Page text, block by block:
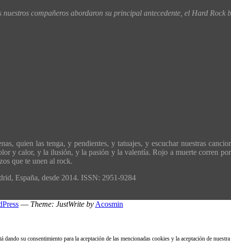
compañeros abordaron su principal antecedente, el Hard Rock
quien las tenga, y pendientes, y tatuajes, y escuchar nuestras
y calor, y la ilusión, y la pasión y la valentía. Rojo a muerte corren
que te unen al rock.
España, desde 2014. ISSN: 2951-9284
— Theme: JustWrite by Acosmin
su consentimiento para la aceptación de las mencionadas cookies y la aceptación de nuestra